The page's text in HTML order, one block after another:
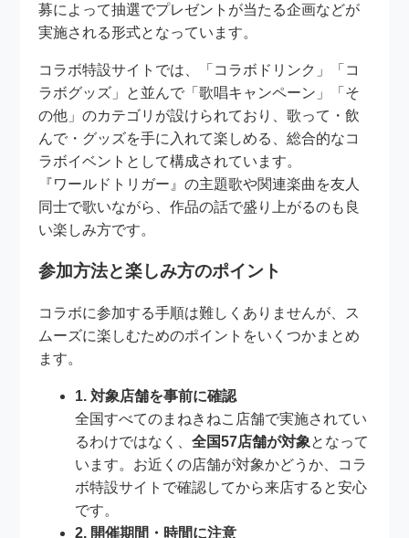
募によって抽選でプレゼントが当たる企画などが
実施される形式となっています。
コラボ特設サイトでは、「コラボドリンク」「コ
ラボグッズ」と並んで「歌唱キャンペーン」「そ
の他」のカテゴリが設けられており、歌って・飲
んで・グッズを手に入れて楽しめる、総合的なコ
ラボイベントとして構成されています。
『ワールドトリガー』の主題歌や関連楽曲を友人
同士で歌いながら、作品の話で盛り上がるのも良
い楽しみ方です。
参加方法と楽しみ方のポイント
コラボに参加する手順は難しくありませんが、ス
ムーズに楽しむためのポイントをいくつかまとめ
ます。
1. 対象店舗を事前に確認
全国すべてのまねきねこ店舗で実施されてい
るわけではなく、全国57店舗が対象となって
います。お近くの店舗が対象かどうか、コラ
ボ特設サイトで確認してから来店すると安心
です。
2. 開催期間・時間に注意